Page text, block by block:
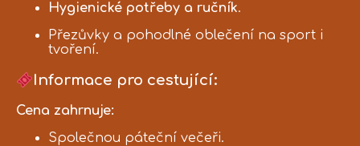
Hygienické potřeby a ručník.
Přezůvky a pohodlné oblečení na sport i
tvoření.
Informace pro cestující:
Cena zahrnuje:
Společnou páteční večeři.